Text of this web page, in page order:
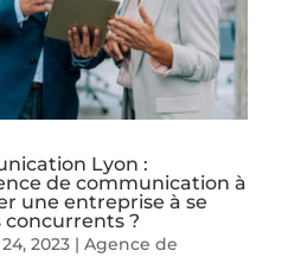
Lyon :
de communication à
une entreprise à se
concurrents ?
2023| Agence de